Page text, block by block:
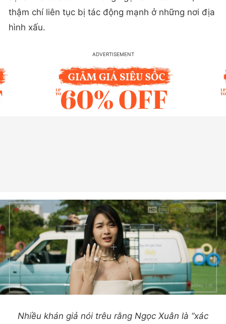
thậm chí liên tục bị tác động mạnh ở những nơi địa
hình xấu.
Nhiều khán giả nói trêu rằng Ngọc Xuân là “xác